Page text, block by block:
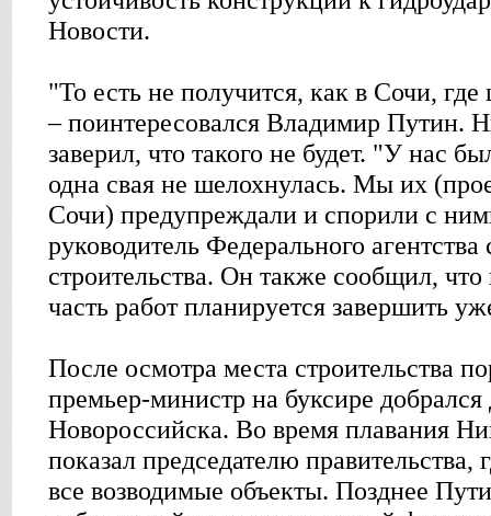
Новости.
"То есть не получится, как в Сочи,
– поинтересовался Владимир Путин.
заверил, что такого не будет. "У нас
одна свая не шелохнулась. Мы их
Сочи) предупреждали и спорили с
руководитель Федерального агентства
строительства. Он также сообщил,
часть работ планируется завершить
После осмотра места строительства
премьер-министр на буксире
Новороссийска. Во время плавания
показал председателю правительства,
все возводимые объекты. Позднее